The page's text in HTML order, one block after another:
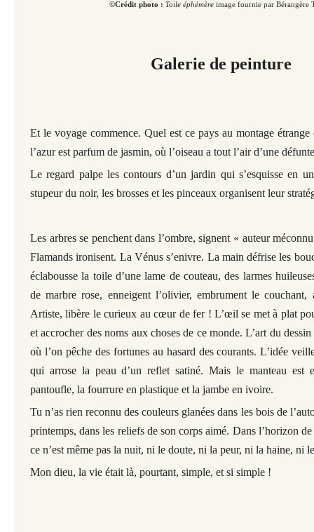
©Crédit photo : Toile éphémère image fournie par Bérangère
Galerie de peinture
Et le voyage commence. Quel est ce pays au montage
l’azur est parfum de jasmin, où l’oiseau a tout l’air d’une
Le regard palpe les contours d’un jardin qui s’esquisse en
stupeur du noir, les brosses et les pinceaux organisent leur
Les arbres se penchent dans l’ombre, signent « auteur
Flamands ironisent. La Vénus s’enivre. La main défrise les
éclabousse la toile d’une lame de couteau, des larmes
de marbre rose, enneigent l’olivier, embrument le couchant,
Artiste, libère le curieux au cœur de fer ! L’œil se met à plat
et accrocher des noms aux choses de ce monde. L’art du
où l’on pêche des fortunes au hasard des courants. L’idée
qui arrose la peau d’un reflet satiné. Mais le manteau est
pantoufle, la fourrure en plastique et la jambe en ivoire.
Tu n’as rien reconnu des couleurs glanées dans les bois de
printemps, dans les reliefs de son corps aimé. Dans l’horizon
ce n’est même pas la nuit, ni le doute, ni la peur, ni la haine, ni
Mon dieu, la vie était là, pourtant, simple, et si simple !